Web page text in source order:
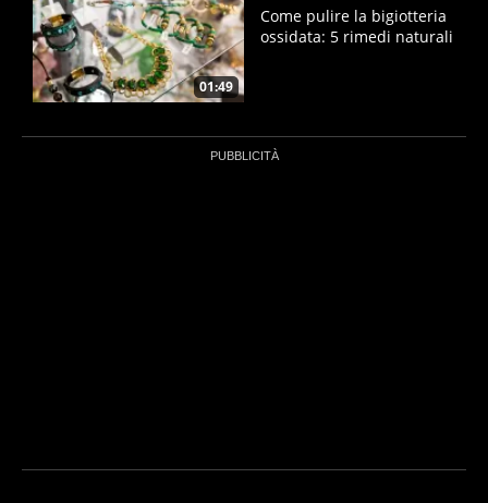
01:49
Come pulire la bigiotteria
ossidata: 5 rimedi naturali